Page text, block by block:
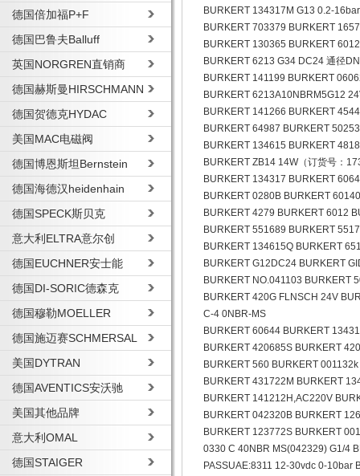
德国倍加福P+F
德国巴鲁夫Balluff
英国NORGREN直销商
德国赫斯曼HIRSCHMANN
德国贺德克HYDAC
美国MAC电磁阀
德国博恩斯坦Bernstein
德国海德汉heidenhain
德国SPECK斯贝克
意大利ELTRA意尔创
德国EUCHNER安士能
德国DI-SORIC德森克
德国穆勒MOELLER
德国施迈赛SCHMERSAL
美国DYTRAN
德国AVENTICS安沃驰
美国其他品牌
意大利OMAL
德国STAIGER
BURKERT 134317M G13 0.2-
BURKERT 703379 BURKERT
BURKERT 130365 BURKERT
BURKERT 6213 G34 DC24 通径
BURKERT 141199 BURKERT
BURKERT 6213A10NBRM5G12
BURKERT 141266 BURKERT
BURKERT 64987 BURKERT
BURKERT 134615 BURKERT
BURKERT ZB14 14W（订货号：
BURKERT 134317 BURKERT
BURKERT 0280B BURKERT
BURKERT 4279 BURKERT 6012
BURKERT 551689 BURKERT
BURKERT 134615Q BURKERT
BURKERT G12DC24 BURKERT
BURKERT NO.041103 BURKERT
BURKERT 420G FLNSCH 24V
C-4 0NBR-MS
BURKERT 60644 BURKERT
BURKERT 420685S BURKERT
BURKERT 560 BURKERT
BURKERT 431722M BURKERT
BURKERT 141212H,AC220V
BURKERT 042320B BURKERT
BURKERT 123772S BURKERT
0330 C 40NBR MS(042329) G1/4
PASSUAE:8311 12-30vdc 0-10bar